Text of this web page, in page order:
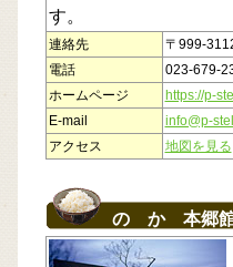
す。
連絡先
〒999-
電話
023-679-
ホームページ
https://p-
E-mail
info@p-
アクセス
地図を見る
のゝか 本郷